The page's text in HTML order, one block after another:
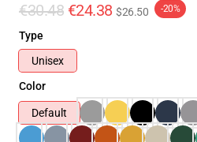
€30.48 €24.38 $26.50 -20%
Type
Unisex
Color
Default